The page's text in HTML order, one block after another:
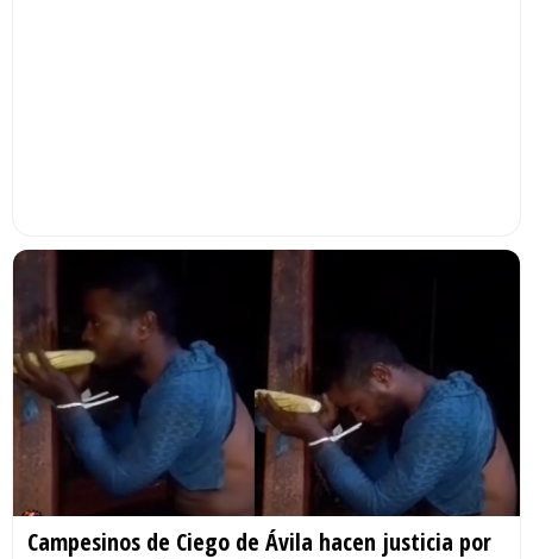
Campesinos de Ciego de Ávila hacen justicia por